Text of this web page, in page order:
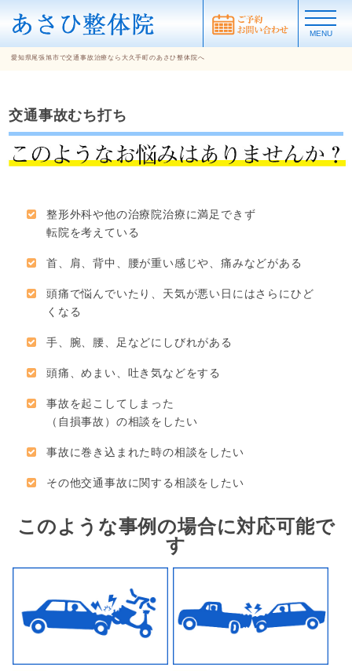
MENU
愛知県尾張旭市で交通事故治療なら大久手町のあさひ整体院へ
交通事故むち打ち
整形外科や他の治療院治療に満足できず
転院を考えている
首、肩、背中、腰が重い感じや、痛みなどがある
頭痛で悩んでいたり、天気が悪い日にはさらにひど
くなる
手、腕、腰、足などにしびれがある
頭痛、めまい、吐き気などをする
事故を起こしてしまった
（自損事故）の相談をしたい
事故に巻き込まれた時の相談をしたい
その他交通事故に関する相談をしたい
このような事例の場合に対応可能で
す